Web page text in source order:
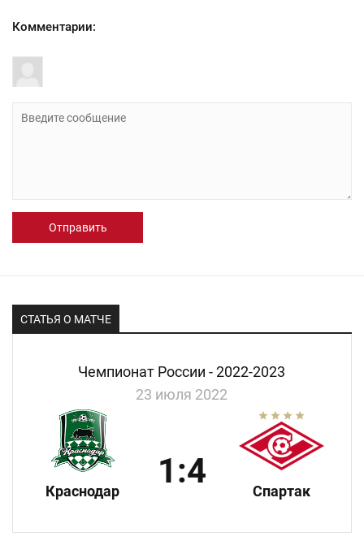
Комментарии:
Отправить
СТАТЬЯ О МАТЧЕ
Чемпионат России - 2022-2023
23 июля 2022
Краснодар
1:4
Спартак